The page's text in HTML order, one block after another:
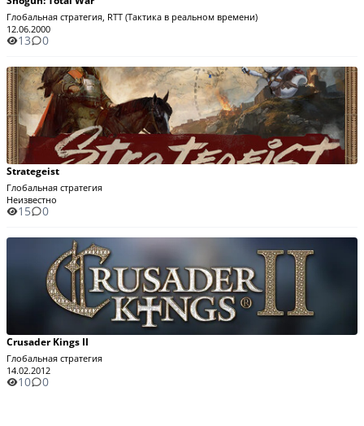
Глобальная стратегия, RTT (Тактика в реальном времени)
12.06.2000
13 0
Strategeist
Глобальная стратегия
Неизвестно
15 0
Crusader Kings II
Глобальная стратегия
14.02.2012
10 0